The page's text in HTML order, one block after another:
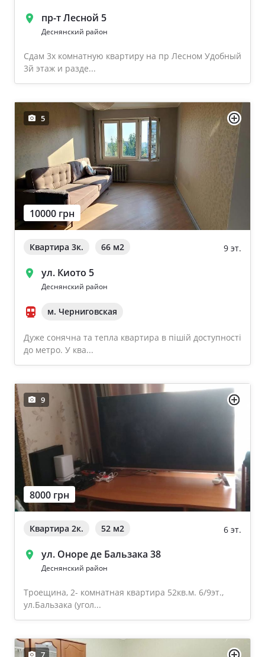
пр-т Лесной 5
Деснянский район
Сдам 3х комнатную квартиру на пр Лесном Удобный
3й этаж и разде...
5
10000 грн
Квартира 3к. 66 м2 9 эт.
ул. Киото 5
Деснянский район
м. Черниговская
Дуже сонячна та тепла квартира в пішій доступності
до метро. У ква...
9
8000 грн
Квартира 2к. 52 м2 6 эт.
ул. Оноре де Бальзака 38
Деснянский район
Троещина, 2- комнатная квартира 52кв.м. 6/9эт.,
ул.Бальзака (угол...
7